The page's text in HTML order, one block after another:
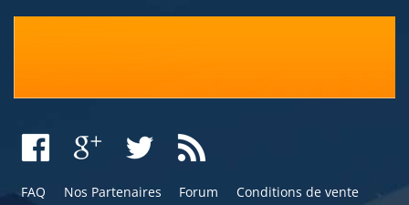
FAQ Nos Partenaires Forum
Conditions de vente